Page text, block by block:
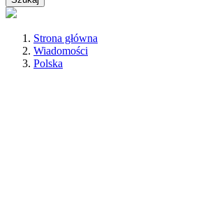
Strona główna
Wiadomości
Polska